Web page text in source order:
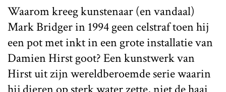
Waarom kreeg kunstenaar (en vandaal)
Mark Bridger in 1994 geen celstraf toen hij
een pot met inkt in een grote installatie van
Damien Hirst goot? Een kunstwerk van
Hirst uit zijn wereldberoemde serie waarin